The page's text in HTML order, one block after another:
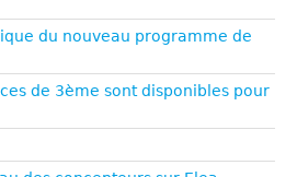
du nouveau programme de
de 3ème sont disponibles pour